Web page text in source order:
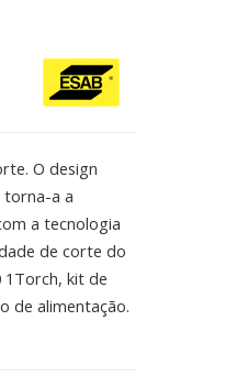
O design
torna-a a
a tecnologia
de corte do
1Torch, kit de
de alimentação.